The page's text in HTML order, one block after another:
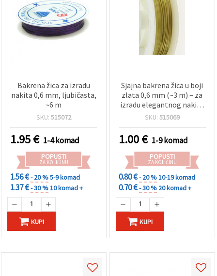
Bakrena žica za izradu
nakita 0,6 mm, ljubičasta,
~6 m
SKU: 515072
1.95€ 1-4 komad
POPUSTI
ZA KOLIČINU
1.56 €- 20 %5-9 komad
1.37 €- 30 %10 komad +
KUPI
Sjajna bakrena žica u boji
zlata 0,6 mm (~3 m) – za
izradu elegantnog nakita
i kreativne projekte
SKU: 515069
1.00€ 1-9 komad
POPUSTI
ZA KOLIČINU
0.80 €- 20 %10-19 komad
0.70 €- 30 % 20 komad +
KUPI